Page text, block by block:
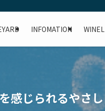
INFOMATION
じられるやさし